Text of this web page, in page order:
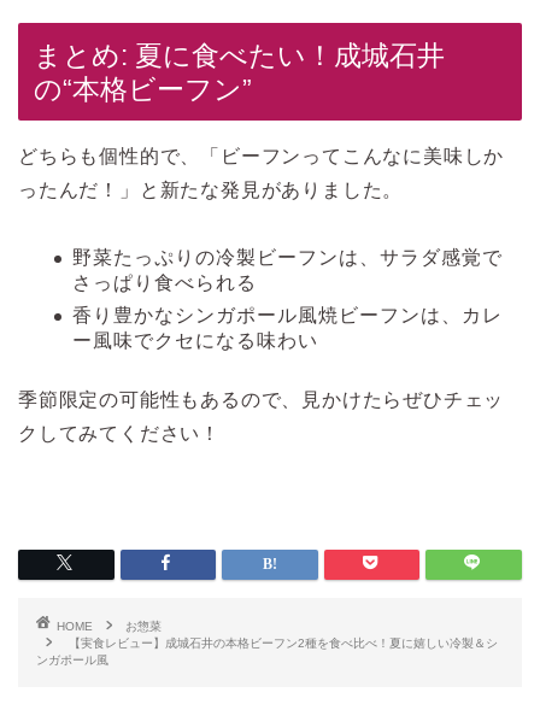
まとめ: 夏に食べたい！成城石井
の“本格ビーフン”
どちらも個性的で、「ビーフンってこんなに美味しか
ったんだ！」と新たな発見がありました。
野菜たっぷりの冷製ビーフンは、サラダ感覚で
さっぱり食べられる
香り豊かなシンガポール風焼ビーフンは、カレ
ー風味でクセになる味わい
季節限定の可能性もあるので、見かけたらぜひチェッ
クしてみてください！
HOME
お惣菜
【実食レビュー】成城石井の本格ビーフン2種を食べ比べ！夏に嬉しい冷製＆シ
ンガポール風